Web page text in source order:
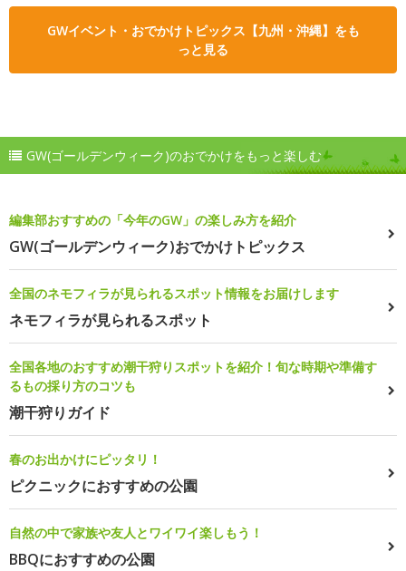
GWイベント・おでかけトピックス【九州・沖縄】をも
っと見る
GW(ゴールデンウィーク)のおでかけをもっと楽しむ
編集部おすすめの「今年のGW」の楽しみ方を紹介
GW(ゴールデンウィーク)おでかけトピックス
全国のネモフィラが見られるスポット情報をお届けします
ネモフィラが見られるスポット
全国各地のおすすめ潮干狩りスポットを紹介！旬な時期や準備す
るもの採り方のコツも
潮干狩りガイド
春のお出かけにピッタリ！
ピクニックにおすすめの公園
自然の中で家族や友人とワイワイ楽しもう！
BBQにおすすめの公園